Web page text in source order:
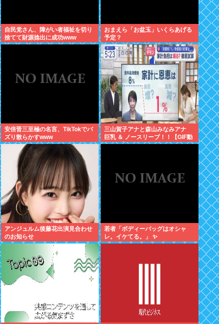
自民党さん、障がい者福祉を切り
捨てて財源捻出に成功www
おまえら「お盆玉」いくらあげる
予定？
安倍晋三至極の名言、TikTokでバ
ズり散らかすwww
三山賀子アナと森山みなみアナ
巨乳 ＆ ノースリーブ！！【GIF動
画あり】
アンジュルム後藤花出演見合わせ
のお知らせ
若者「ボディーバッグはオシャ
レ。イケてる。」 ✨